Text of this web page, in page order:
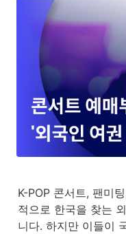
K-POP 콘서트, 팬미
적으로 한국을 찾는
니다. 하지만 이들이